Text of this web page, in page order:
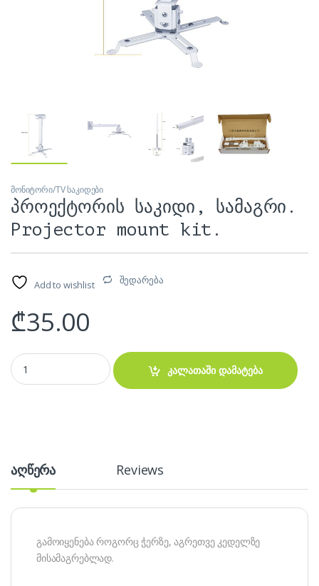
მონიტორი/TV საკიდები
პროექტორის საკიდი, სამაგრი.
Projector mount kit.
Add to wishlist შედარება
₾35.00
პროექტორის საკიდი, სამაგრი. Projector mount kit. quantity
კალათაში დამატება
აღწერა Reviews
გამოიყენება როგორც ჭერზე, აგრეთვე კედელზე
მისამაგრებლად.